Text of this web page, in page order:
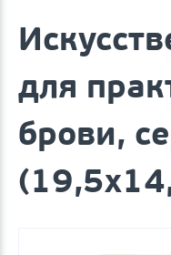
для
брови,